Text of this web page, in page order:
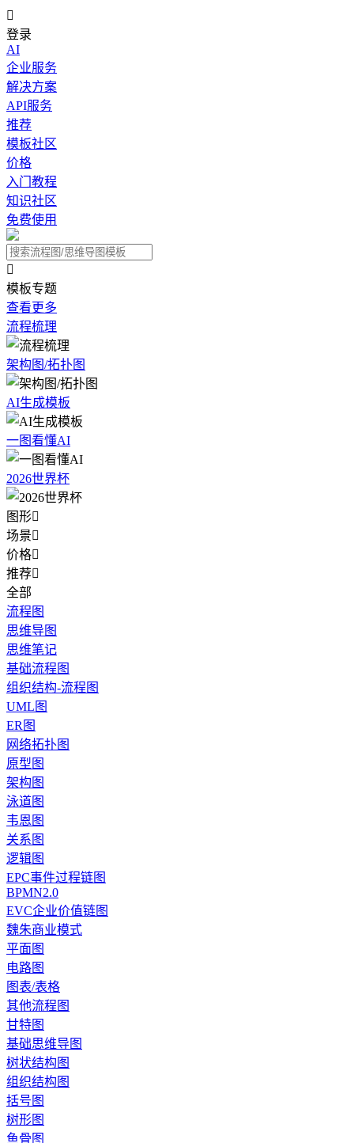

登录
AI
企业服务
解决方案
API服务
推荐
模板社区
价格
入门教程
知识社区
免费使用

模板专题
查看更多
流程梳理
架构图/拓扑图
AI生成模板
一图看懂AI
2026世界杯
图形
场景
价格
推荐
全部
流程图
思维导图
思维笔记
基础流程图
组织结构-流程图
UML图
ER图
网络拓扑图
原型图
架构图
泳道图
韦恩图
关系图
逻辑图
EPC事件过程链图
BPMN2.0
EVC企业价值链图
魏朱商业模式
平面图
电路图
图表/表格
其他流程图
甘特图
基础思维导图
树状结构图
组织结构图
括号图
树形图
鱼骨图